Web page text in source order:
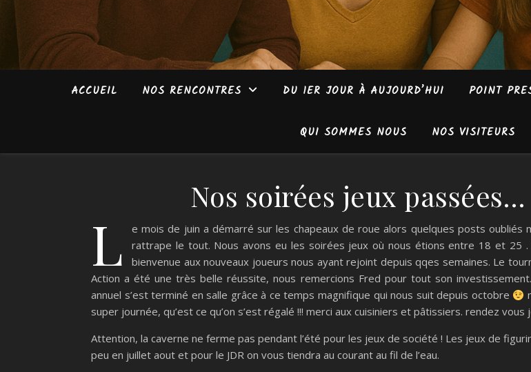
ACCUEIL NOS RENCONTRES DU 1ER JOUR À AUJOURD’HUI POINT
QUI SOMMES NOUS NOS VISITEURS
Nos soirées jeux passées…
L
e mois de juin a démarré sur les chapeaux de roue alors quelques posts oubliés
rattrape le tout. Nous avons eu les soirées jeux où nous étions entre 18 et 25 .
bienvenue aux nouveaux joueurs nous ayant rejoint depuis qqes semaines. Le
Action a été une très belle réussite, nous remercions Fred pour tout son
annuel s’est terminé en salle grâce à ce temps magnifique qui nous suit depuis octobre
super journée, qu’est ce qu’on s’est régalé !!! merci aux cuisiniers et pâtissiers. rendez vous
Attention, la caverne ne ferme pas pendant l’été pour les jeux de société ! Les jeux de
peu en juillet aout et pour le JDR on vous tiendra au courant au fil de l’eau.